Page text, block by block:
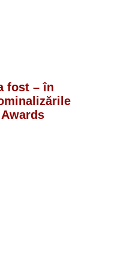
fost – în